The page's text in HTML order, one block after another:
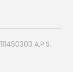
A.P.S.